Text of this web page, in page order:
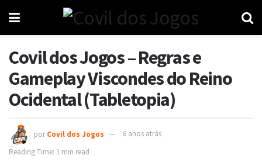
Covil dos Jogos – Regras e
Gameplay Viscondes do Reino
Ocidental (Tabletopia)
por Covil dos Jogos
6 anos atrás
Reading Time: 1 min read